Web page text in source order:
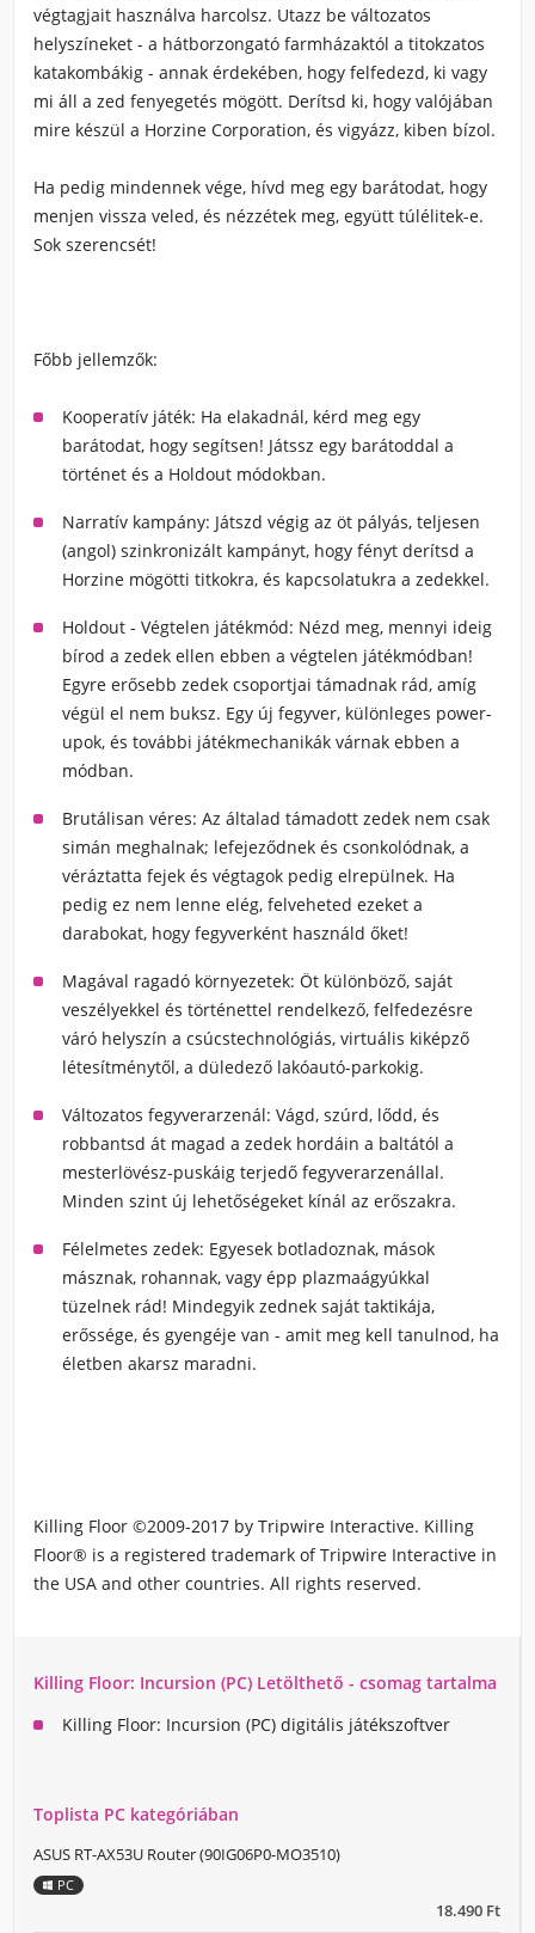
végtagjait használva harcolsz. Utazz be változatos
helyszíneket - a hátborzongató farmházaktól a titokzatos
katakombákig - annak érdekében, hogy felfedezd, ki vagy
mi áll a zed fenyegetés mögött. Derítsd ki, hogy valójában
mire készül a Horzine Corporation, és vigyázz, kiben bízol.
Ha pedig mindennek vége, hívd meg egy barátodat, hogy
menjen vissza veled, és nézzétek meg, együtt túlélitek-e.
Sok szerencsét!
Főbb jellemzők:
Kooperatív játék: Ha elakadnál, kérd meg egy
barátodat, hogy segítsen! Játssz egy barátoddal a
történet és a Holdout módokban.
Narratív kampány: Játszd végig az öt pályás, teljesen
(angol) szinkronizált kampányt, hogy fényt derítsd a
Horzine mögötti titkokra, és kapcsolatukra a zedekkel.
Holdout - Végtelen játékmód: Nézd meg, mennyi ideig
bírod a zedek ellen ebben a végtelen játékmódban!
Egyre erősebb zedek csoportjai támadnak rád, amíg
végül el nem buksz. Egy új fegyver, különleges power-
upok, és további játékmechanikák várnak ebben a
módban.
Brutálisan véres: Az általad támadott zedek nem csak
simán meghalnak; lefejeződnek és csonkolódnak, a
véráztatta fejek és végtagok pedig elrepülnek. Ha
pedig ez nem lenne elég, felveheted ezeket a
darabokat, hogy fegyverként használd őket!
Magával ragadó környezetek: Öt különböző, saját
veszélyekkel és történettel rendelkező, felfedezésre
váró helyszín a csúcstechnológiás, virtuális kiképző
létesítménytől, a düledező lakóautó-parkokig.
Változatos fegyverarzenál: Vágd, szúrd, lődd, és
robbantsd át magad a zedek hordáin a baltától a
mesterlövész-puskáig terjedő fegyverarzenállal.
Minden szint új lehetőségeket kínál az erőszakra.
Félelmetes zedek: Egyesek botladoznak, mások
másznak, rohannak, vagy épp plazmaágyúkkal
tüzelnek rád! Mindegyik zednek saját taktikája,
erőssége, és gyengéje van - amit meg kell tanulnod, ha
életben akarsz maradni.
Killing Floor ©2009-2017 by Tripwire Interactive. Killing
Floor® is a registered trademark of Tripwire Interactive in
the USA and other countries. All rights reserved.
Killing Floor: Incursion (PC) Letölthető - csomag tartalma
Killing Floor: Incursion (PC) digitális játékszoftver
Toplista PC kategóriában
18.490 Ft
ASUS RT-AX53U Router (90IG06P0-MO3510)
PC